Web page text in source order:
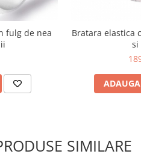
fulg de nea
Bratara elastica
si
SIMILARE